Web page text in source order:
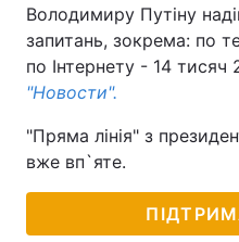
Володимиру Путіну
запитань, зокрема: по
по Інтернету - 14 тисяч
"Новости".
"Пряма лінія" з
вже вп`яте.